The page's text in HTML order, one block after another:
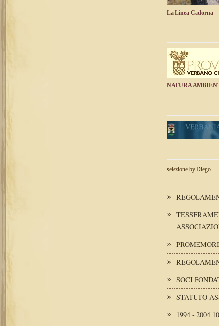
La Linea Cadorna
NATURA
selezione by Diego
SOCI
STATUTO
1994 - 2004